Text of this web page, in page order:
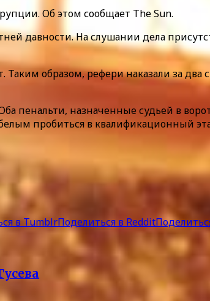
Об этом сообщает The Sun.
давности. На слушании дела
образом, рефери наказали за два
пенальти, назначенные судьей в
пробиться в квалификационный
в TumblrПоделиться в Reddit